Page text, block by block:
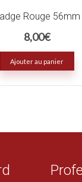
Rouge 56mm
8,00€
Ajouter au panier